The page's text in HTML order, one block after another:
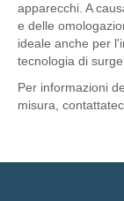
apparecchi. A
e delle
ideale anche per
tecnologia di
Per informazioni
misura,